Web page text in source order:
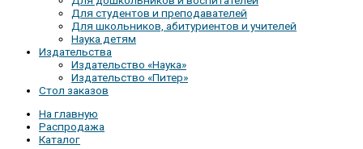
Для студентов и преподавателей
Для школьников, абитуриентов и учителей
Наука детям
Издательства
Издательство «Наука»
Издательство «Питер»
Стол заказов
На главную
Распродажа
Каталог